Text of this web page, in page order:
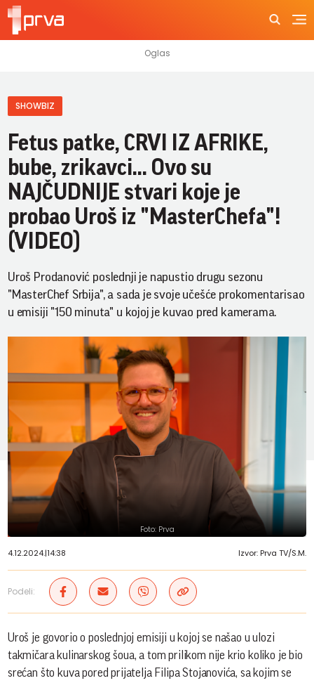
SHOWBIZ
Fetus patke, CRVI IZ AFRIKE,
bube, zrikavci... Ovo su
NAJČUDNIJE stvari koje je
probao Uroš iz "MasterChefa"!
(VIDEO)
Uroš Prodanović poslednji je napustio drugu sezonu
"MasterChef Srbija", a sada je svoje učešće prokomentarisao
u emisiji "150 minuta" u kojoj je kuvao pred kamerama.
Foto: Prva
4.12.2024.|14:38 Izvor: Prva TV/S.M.
Podeli:
Uroš je govorio o poslednjoj emisiji u kojoj se našao u ulozi
takmičara kulinarskog šoua, a tom prilikom nije krio koliko je bio
srećan što kuva pored prijatelja Filipa Stojanovića, sa kojim se